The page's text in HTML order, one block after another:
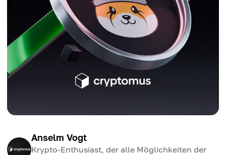
Anselm Vogt
Krypto-Enthusiast, der alle Möglichkeiten der